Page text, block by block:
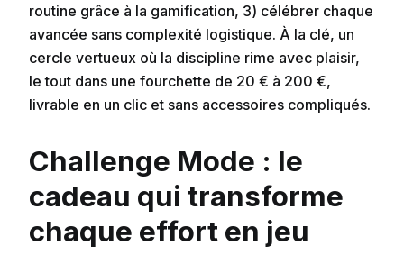
routine grâce à la gamification, 3) célébrer chaque
avancée sans complexité logistique. À la clé, un
cercle vertueux où la discipline rime avec plaisir,
le tout dans une fourchette de 20 € à 200 €,
livrable en un clic et sans accessoires compliqués.
Challenge Mode : le
cadeau qui transforme
chaque effort en jeu